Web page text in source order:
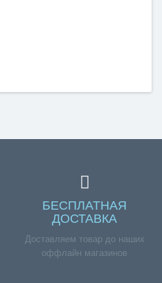
БЕСПЛАТНАЯ
ДОСТАВКА
Доставляем товар до наших
оффлайн магазинов